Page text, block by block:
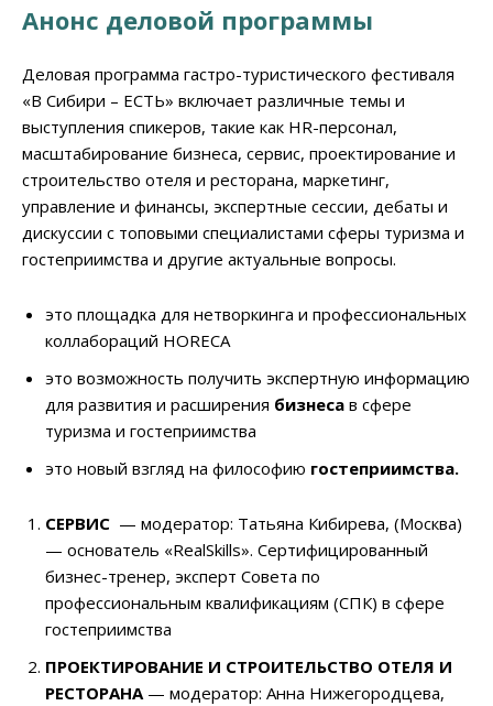
Анонс деловой программы
Деловая программа гастро-туристического фестиваля
«В Сибири – ЕСТЬ» включает различные темы и
выступления спикеров, такие как HR-персонал,
масштабирование бизнеса, сервис, проектирование и
строительство отеля и ресторана, маркетинг,
управление и финансы, экспертные сессии, дебаты и
дискуссии с топовыми специалистами сферы туризма и
гостеприимства и другие актуальные вопросы.
это площадка для нетворкинга и профессиональных
коллабораций HORECA
это возможность получить экспертную информацию
для развития и расширения бизнеса в сфере
туризма и гостеприимства
это новый взгляд на философию гостеприимства.
СЕРВИС — модератор: Татьяна Кибирева, (Москва)
— основатель «RealSkills». Сертифицированный
бизнес-тренер, эксперт Совета по
профессиональным квалификациям (СПК) в сфере
гостеприимства
ПРОЕКТИРОВАНИЕ И СТРОИТЕЛЬСТВО ОТЕЛЯ И
РЕСТОРАНА — модератор: Анна Нижегородцева,